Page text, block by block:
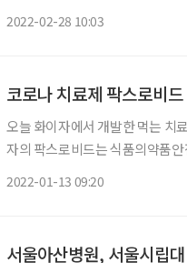
2022-02-28 10:03
코로나 치료제 팍스로비
오늘 화이자에서 개발한 먹는 치
자의 팍스로비드는 식품의약품
2022-01-13 09:20
서울아산병원, 서울시립